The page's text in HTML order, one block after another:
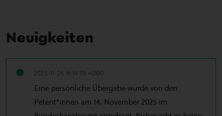
Neuigkeiten
2025-11-26 16:14:59 +0100
Eine persönliche Übergabe wurde von den
Petent*innen am 14. November 2025 im